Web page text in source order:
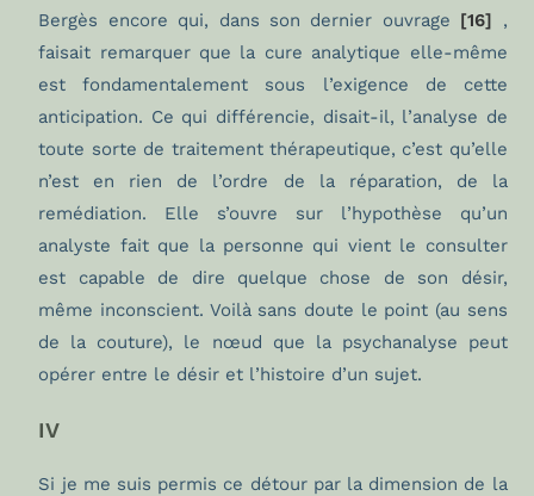
Bergès encore qui, dans son dernier ouvrage [16] ,
faisait remarquer que la cure analytique elle-même
est fondamentalement sous l’exigence de cette
anticipation. Ce qui différencie, disait-il, l’analyse de
toute sorte de traitement thérapeutique, c’est qu’elle
n’est en rien de l’ordre de la réparation, de la
remédiation. Elle s’ouvre sur l’hypothèse qu’un
analyste fait que la personne qui vient le consulter
est capable de dire quelque chose de son désir,
même inconscient. Voilà sans doute le point (au sens
de la couture), le nœud que la psychanalyse peut
opérer entre le désir et l’histoire d’un sujet.
IV
Si je me suis permis ce détour par la dimension de la